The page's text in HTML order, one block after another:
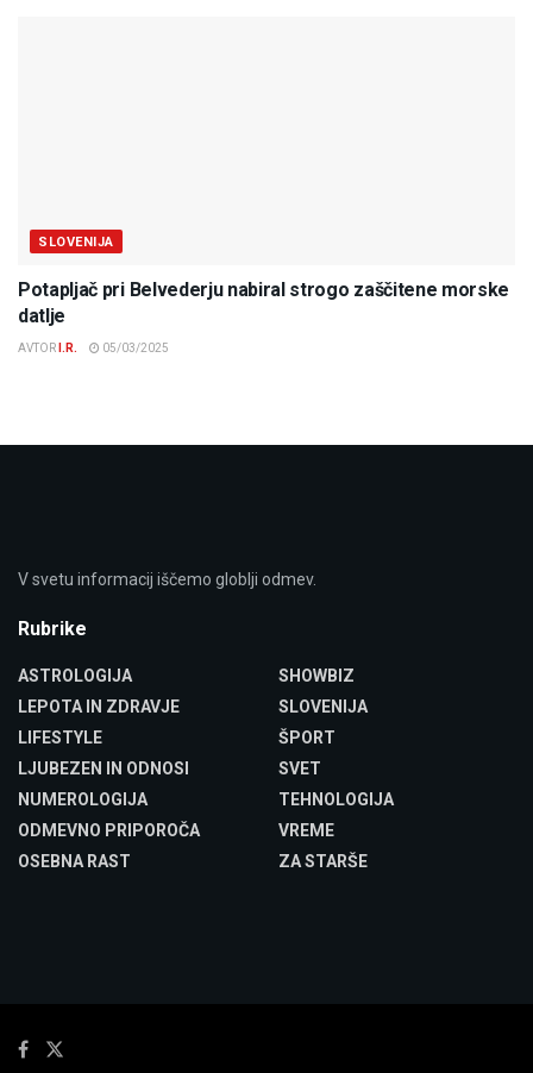
SLOVENIJA
Potapljač pri Belvederju nabiral strogo zaščitene morske
datlje
AVTOR I.R. 05/03/2025
V svetu informacij iščemo globlji odmev.
Rubrike
ASTROLOGIJA
LEPOTA IN ZDRAVJE
LIFESTYLE
LJUBEZEN IN ODNOSI
NUMEROLOGIJA
ODMEVNO PRIPOROČA
OSEBNA RAST
SHOWBIZ
SLOVENIJA
ŠPORT
SVET
TEHNOLOGIJA
VREME
ZA STARŠE